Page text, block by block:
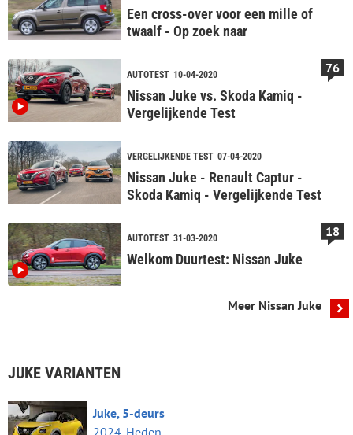
Een cross-over voor een mille of
twaalf - Op zoek naar
AUTOTEST 10-04-2020
Nissan Juke vs. Skoda Kamiq -
Vergelijkende Test
76
VERGELIJKENDE TEST 07-04-2020
Nissan Juke - Renault Captur -
Skoda Kamiq - Vergelijkende Test
AUTOTEST 31-03-2020
Welkom Duurtest: Nissan Juke
18
Meer Nissan Juke
JUKE VARIANTEN
Juke, 5-deurs
2024-Heden